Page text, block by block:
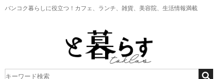
バンコク暮らしに役立つ！ カフェ、ランチ、雑貨、美容院、生活情報満載